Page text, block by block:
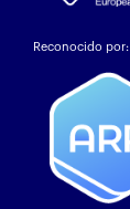
Reconocido por: